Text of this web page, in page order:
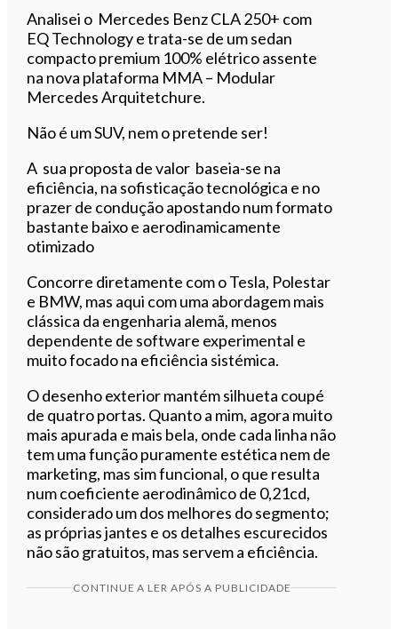
Analisei o Mercedes Benz CLA 250+ com
EQ Technology e trata-se de um sedan
compacto premium 100% elétrico assente
na nova plataforma MMA – Modular
Mercedes Arquitetchure.
Não é um SUV, nem o pretende ser!
A sua proposta de valor baseia-se na
eficiência, na sofisticação tecnológica e no
prazer de condução apostando num formato
bastante baixo e aerodinamicamente
otimizado
Concorre diretamente com o Tesla, Polestar
e BMW, mas aqui com uma abordagem mais
clássica da engenharia alemã, menos
dependente de software experimental e
muito focado na eficiência sistémica.
O desenho exterior mantém silhueta coupé
de quatro portas. Quanto a mim, agora muito
mais apurada e mais bela, onde cada linha não
tem uma função puramente estética nem de
marketing, mas sim funcional, o que resulta
num coeficiente aerodinâmico de 0,21cd,
considerado um dos melhores do segmento;
as próprias jantes e os detalhes escurecidos
não são gratuitos, mas servem a eficiência.
CONTINUE A LER APÓS A PUBLICIDADE